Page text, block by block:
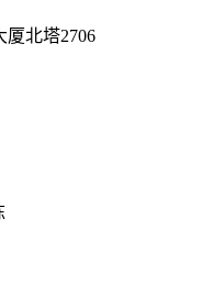
厦北塔2706